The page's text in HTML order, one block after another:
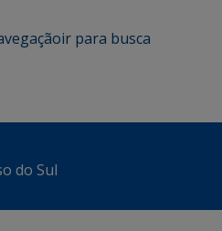
ir para busca
do Sul